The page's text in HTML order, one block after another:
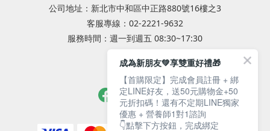
公司地址：新北市中和區中正路880號16樓之3
客服專線：02-2221-9632
服務時間：週一到週五 08:30~17:30
專業服務諮詢
成為新朋友💚享雙重好禮🎁
【首購限定】完成會員註冊 + 綁
定LINE好友，送50元購物金+50
元折扣碼！還有不定期LINE獨家
優惠 + 營養師1對1諮詢
👇點擊下方按鈕，完成綁定